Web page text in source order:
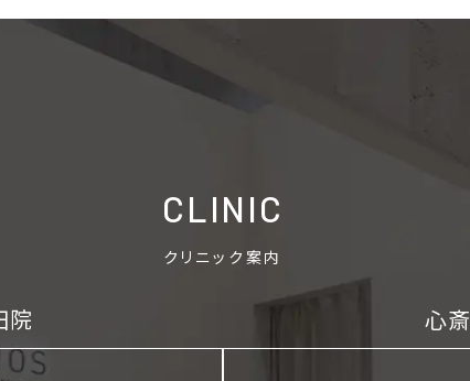
ご予約の院を選択してください
CLINIC
クリニック案内
院 心